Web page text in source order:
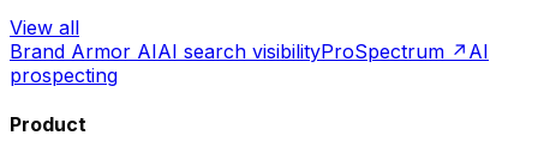
View all
Brand Armor AIAI search visibilityProSpectrum ↗ AI
prospecting
Product